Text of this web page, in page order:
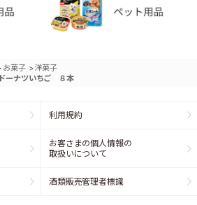
お菓子 >洋菓子
ーナツいちご ８本
利用規約
お客さまの個人情報の
取扱いについて
酒類販売管理者標識